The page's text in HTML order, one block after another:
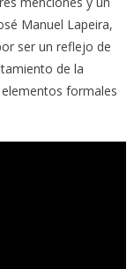
Manuel Lapeira,
ser un reflejo de
de la
formales